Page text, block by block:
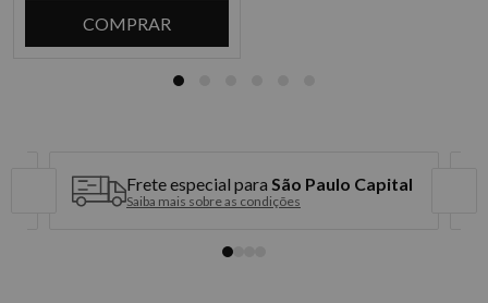
COMPRAR
Frete especial para São Paulo Capital
Saiba mais sobre as condições